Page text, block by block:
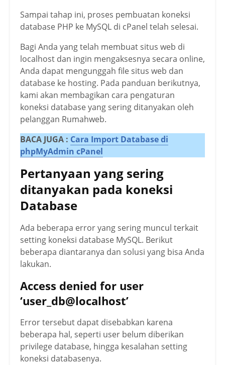
Sampai tahap ini, proses pembuatan koneksi
database PHP ke MySQL di cPanel telah selesai.
Bagi Anda yang telah membuat situs web di
localhost dan ingin mengaksesnya secara online,
Anda dapat mengunggah file situs web dan
database ke hosting. Pada panduan berikutnya,
kami akan membagikan cara pengaturan
koneksi database yang sering ditanyakan oleh
pelanggan Rumahweb.
BACA JUGA : Cara Import Database di
phpMyAdmin cPanel
Pertanyaan yang sering
ditanyakan pada koneksi
Database
Ada beberapa error yang sering muncul terkait
setting koneksi database MySQL. Berikut
beberapa diantaranya dan solusi yang bisa Anda
lakukan.
Access denied for user
‘user_db@localhost’
Error tersebut dapat disebabkan karena
beberapa hal, seperti user belum diberikan
privilege database, hingga kesalahan setting
koneksi databasenya.